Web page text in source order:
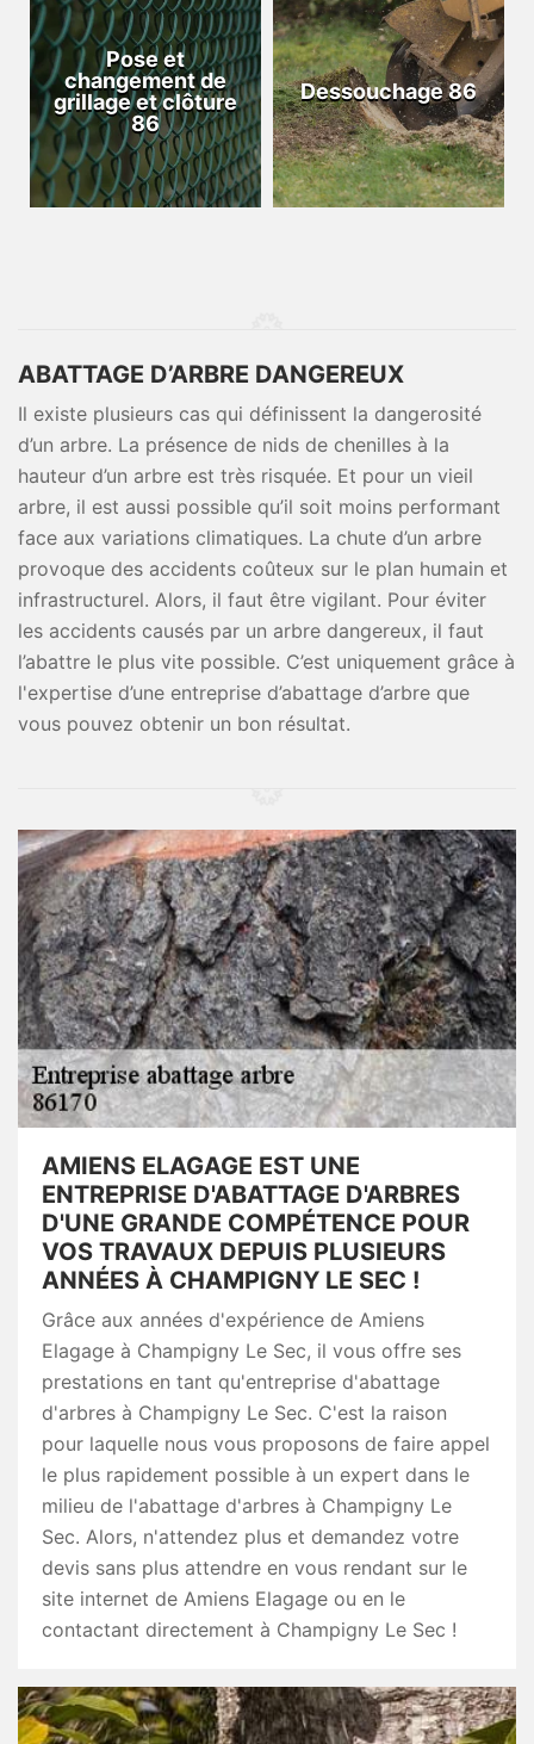
Pose et
changement de
grillage et clôture
86
Dessouchage 86
ABATTAGE D’ARBRE DANGEREUX
Il existe plusieurs cas qui définissent la dangerosité
d’un arbre. La présence de nids de chenilles à la
hauteur d’un arbre est très risquée. Et pour un vieil
arbre, il est aussi possible qu’il soit moins performant
face aux variations climatiques. La chute d’un arbre
provoque des accidents coûteux sur le plan humain et
infrastructurel. Alors, il faut être vigilant. Pour éviter
les accidents causés par un arbre dangereux, il faut
l’abattre le plus vite possible. C’est uniquement grâce à
l'expertise d’une entreprise d’abattage d’arbre que
vous pouvez obtenir un bon résultat.
AMIENS ELAGAGE EST UNE
ENTREPRISE D'ABATTAGE D'ARBRES
D'UNE GRANDE COMPÉTENCE POUR
VOS TRAVAUX DEPUIS PLUSIEURS
ANNÉES À CHAMPIGNY LE SEC !
Grâce aux années d'expérience de Amiens
Elagage à Champigny Le Sec, il vous offre ses
prestations en tant qu'entreprise d'abattage
d'arbres à Champigny Le Sec. C'est la raison
pour laquelle nous vous proposons de faire appel
le plus rapidement possible à un expert dans le
milieu de l'abattage d'arbres à Champigny Le
Sec. Alors, n'attendez plus et demandez votre
devis sans plus attendre en vous rendant sur le
site internet de Amiens Elagage ou en le
contactant directement à Champigny Le Sec !